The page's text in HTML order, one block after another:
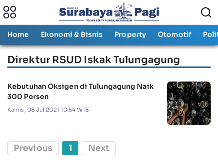
Home Ekonomi & Bisnis Property Otomotif
Direktur RSUD Iskak Tulungagung
Kebutuhan Oksigen di Tulungagung Naik
300 Persen
Kamis, 08 Jul 2021 10:54 WIB
Previous 1 Next